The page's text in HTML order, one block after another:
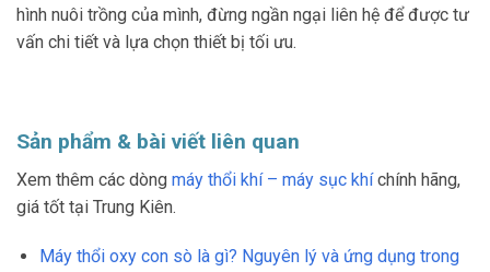
hình nuôi trồng của mình, đừng ngần ngại liên hệ để được tư
vấn chi tiết và lựa chọn thiết bị tối ưu.
Sản phẩm & bài viết liên quan
Xem thêm các dòng máy thổi khí – máy sục khíchính hãng,
giá tốt tại Trung Kiên.
Máy thổi oxy con sò là gì? Nguyên lý và ứng dụng trong